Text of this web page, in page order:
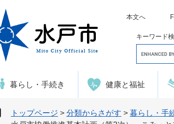
本文へ
キーワード
o
e
タ
ム
暮らし・手続き 健康と福祉
トップページ > 分類からさがす > 暮らし・手